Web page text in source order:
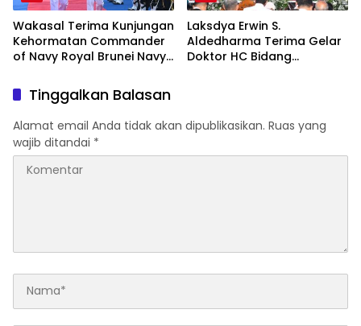
Wakasal Terima Kunjungan
Kehormatan Commander
of Navy Royal Brunei Navy
Laksdya Erwin S.
Aldedharma Terima Gelar
Doktor HC Bidang
Tinggalkan Balasan
Alamat email Anda tidak akan dipublikasikan. Ruas yang
wajib ditandai *